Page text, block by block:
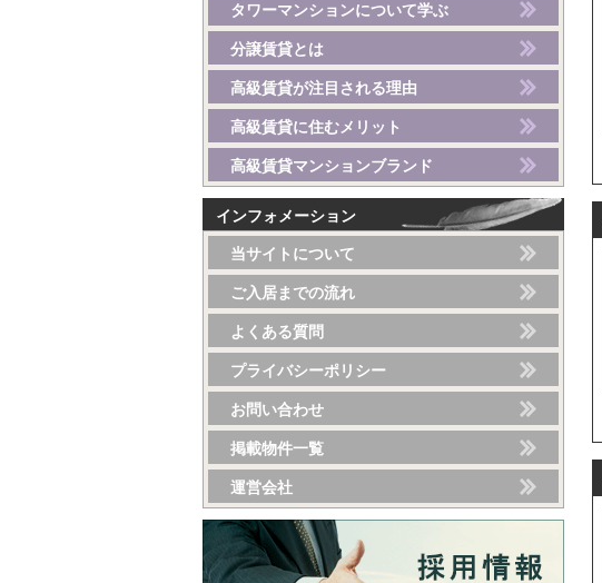
タワーマンションについて学ぶ
分譲賃貸とは
高級賃貸が注目される理由
高級賃貸に住むメリット
高級賃貸マンションブランド
インフォメーション
当サイトについて
ご入居までの流れ
よくある質問
プライバシーポリシー
お問い合わせ
掲載物件一覧
運営会社